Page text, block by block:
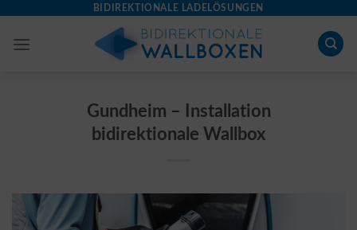
content
BIDIREKTIONALE LADELÖSUNGEN
Gundheim – Installation
bidirektionale Wallbox